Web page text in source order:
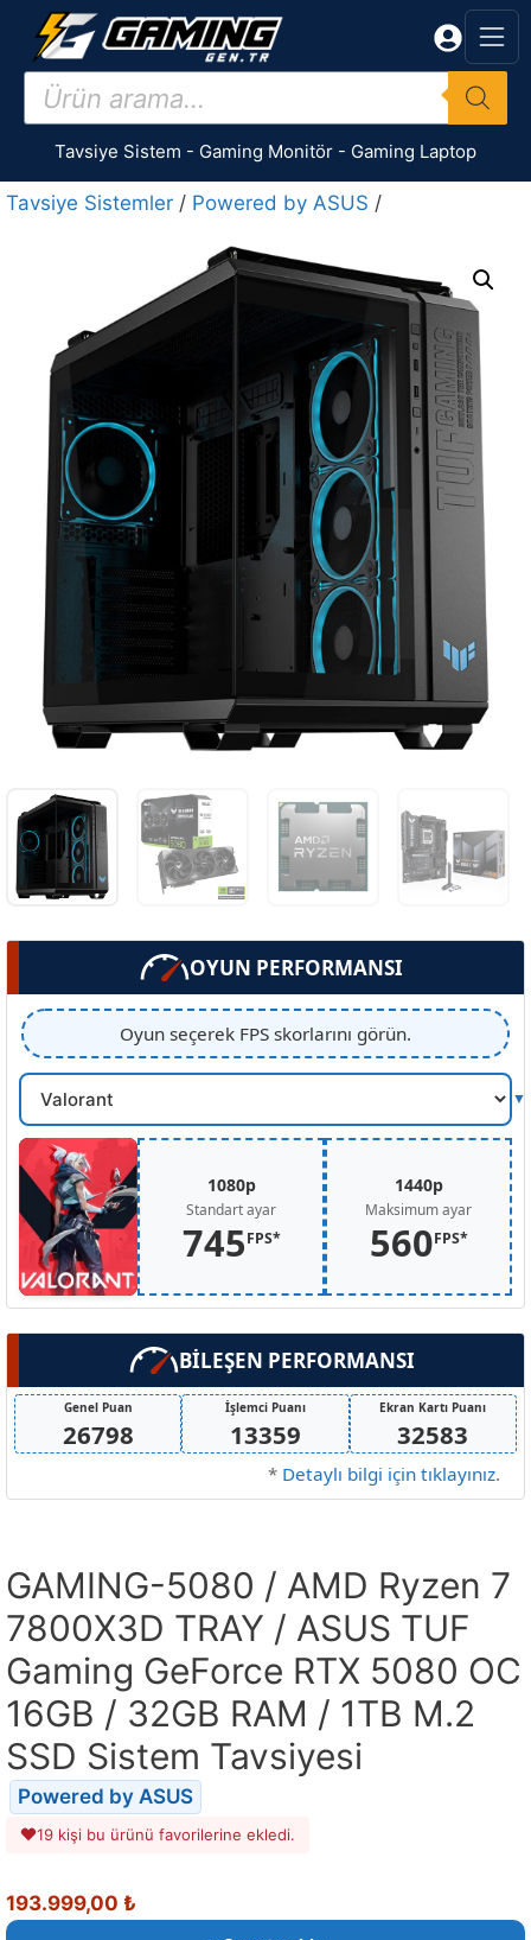
İçeriğe
Products
search
Tavsiye Sistem - Gaming Monitör - Gaming Laptop
Tavsiye Sistemler / Powered by ASUS /
OYUN PERFORMANSI
Oyun seçerek FPS skorlarını görün.
Oyun
Secin
1080p
Standart ayar
745FPS*
1440p
Maksimum ayar
560FPS*
BİLEŞEN PERFORMANSI
Genel Puan
26798
İşlemci Puanı
13359
Ekran Kartı Puanı
32583
* Detaylı bilgi için tıklayınız.
GAMING-5080 / AMD Ryzen 7
7800X3D TRAY / ASUS TUF
Gaming GeForce RTX 5080 OC
16GB / 32GB RAM / 1TB M.2
SSD Sistem Tavsiyesi
Powered by ASUS
19 kişi bu ürünü favorilerine ekledi.
193.999,00 ₺